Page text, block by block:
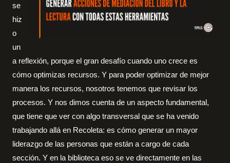
se
hiz
o
un
a reflexión, porque el gran desafío cuando uno crece es
cómo optimizas recursos. Y para poder optimizar de mejor
manera los recursos, nosotros tenemos que revisar los
procesos. Y nos dimos cuenta de un aspecto fundamental,
que tiene que ver con algo transversal que se ha venido
trabajando allá en Recoleta: es cómo generar un mayor
liderazgo de las personas que están a cargo de cada
sección. Y en la biblioteca eso se ve directamente en las